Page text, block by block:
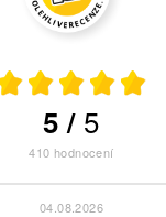
5/ 5
410 hodnocení
04.08.2026